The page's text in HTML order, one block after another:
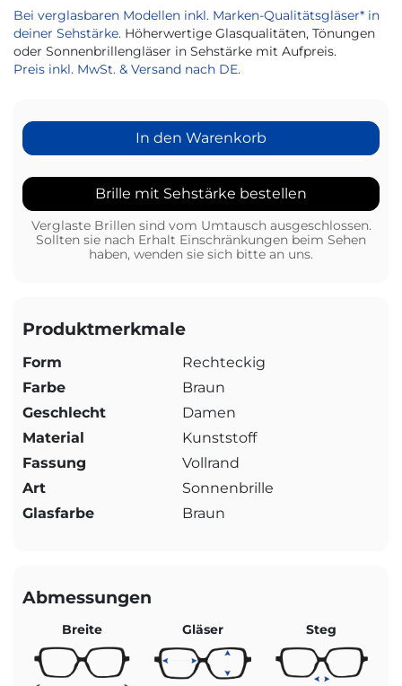
Bei verglasbaren Modellen inkl. Marken-Qualitätsgläser* in
deiner Sehstärke. Höherwertige Glasqualitäten, Tönungen
oder Sonnenbrillengläser in Sehstärke mit Aufpreis.
Preis inkl. MwSt. & Versand nach DE.
In den Warenkorb
Brille mit Sehstärke bestellen
Verglaste Brillen sind vom Umtausch ausgeschlossen.
Sollten sie nach Erhalt Einschränkungen beim Sehen
haben, wenden sie sich bitte an uns.
Produktmerkmale
Form
Rechteckig
Farbe
Braun
Geschlecht
Damen
Material
Kunststoff
Fassung
Vollrand
Art
Sonnenbrille
Glasfarbe
Braun
Abmessungen
Breite Gläser Steg